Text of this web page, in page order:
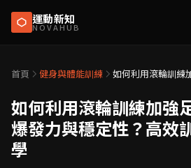
運動新知
NOVAHUB
首頁 健身與體能訓練
如何利用滾輪訓練
劃完整教學
如何利用滾輪訓練加強
爆發力與穩定性？高效
學